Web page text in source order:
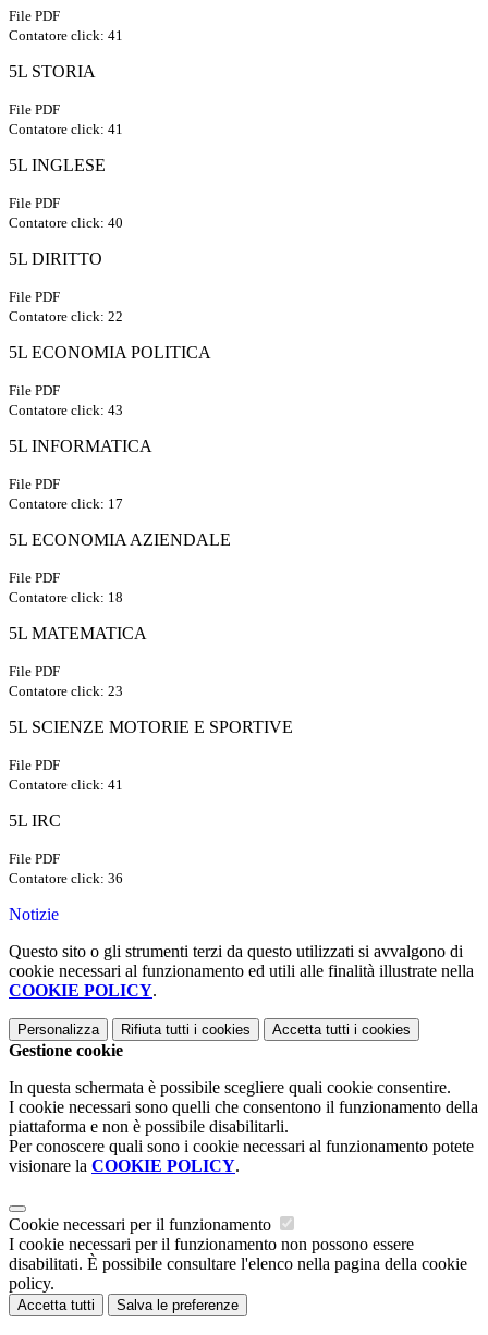
File PDF
Contatore click: 41
5L STORIA
File PDF
Contatore click: 41
5L INGLESE
File PDF
Contatore click: 40
5L DIRITTO
File PDF
Contatore click: 22
5L ECONOMIA POLITICA
File PDF
Contatore click: 43
5L INFORMATICA
File PDF
Contatore click: 17
5L ECONOMIA AZIENDALE
File PDF
Contatore click: 18
5L MATEMATICA
File PDF
Contatore click: 23
5L SCIENZE MOTORIE E SPORTIVE
File PDF
Contatore click: 41
5L IRC
File PDF
Contatore click: 36
Notizie
Questo sito o gli strumenti terzi da questo utilizzati si avvalgono di
cookie necessari al funzionamento ed utili alle finalità illustrate nella
COOKIE POLICY.
Personalizza Rifiuta tutti i cookies Accetta tutti i cookies
Gestione cookie
In questa schermata è possibile scegliere quali cookie consentire.
I cookie necessari sono quelli che consentono il funzionamento della
piattaforma e non è possibile disabilitarli.
Per conoscere quali sono i cookie necessari al funzionamento potete
visionare la COOKIE POLICY.
Cookie necessari per il funzionamento
I cookie necessari per il funzionamento non possono essere
disabilitati. È possibile consultare l'elenco nella pagina della cookie
policy.
Accetta tutti Salva le preferenze